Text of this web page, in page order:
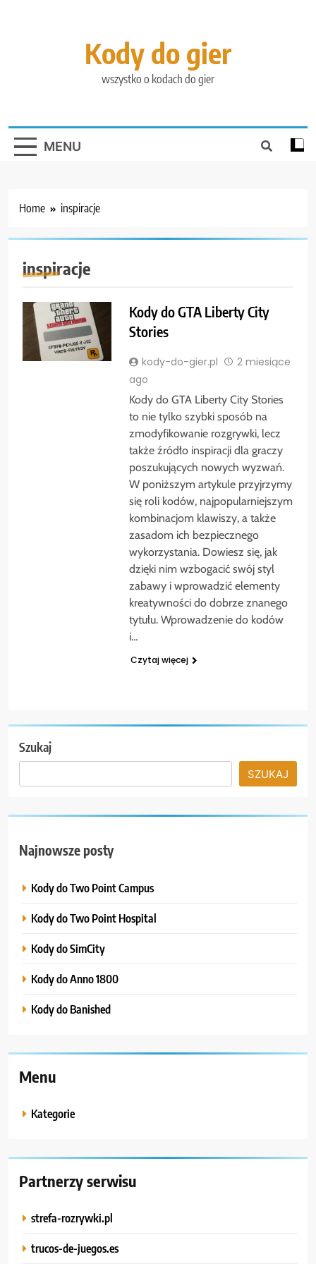
Kody do gier
wszystko o kodach do gier
MENU
Home inspiracje
inspiracje
Kody do GTA Liberty City
Stories
kody-do-gier.pl
2 miesiące
ago
Kody do GTA Liberty City Stories
to nie tylko szybki sposób na
zmodyfikowanie rozgrywki, lecz
także źródło inspiracji dla graczy
poszukujących nowych wyzwań.
W poniższym artykule przyjrzymy
się roli kodów, najpopularniejszym
kombinacjom klawiszy, a także
zasadom ich bezpiecznego
wykorzystania. Dowiesz się, jak
dzięki nim wzbogacić swój styl
zabawy i wprowadzić elementy
kreatywności do dobrze znanego
tytułu. Wprowadzenie do kodów
i…
Czytaj więcej
Szukaj
SZUKAJ
Najnowsze posty
Kody do Two Point Campus
Kody do Two Point Hospital
Kody do SimCity
Kody do Anno 1800
Kody do Banished
Menu
Kategorie
Partnerzy serwisu
strefa-rozrywki.pl
trucos-de-juegos.es